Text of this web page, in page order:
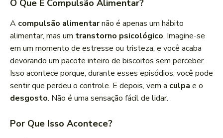
O Que É Compulsão Alimentar?
A compulsão alimentarnão é apenas um hábito
alimentar, mas um transtorno psicológico. Imagine-se
em um momento de estresse ou tristeza, e você acaba
devorando um pacote inteiro de biscoitos sem perceber.
Isso acontece porque, durante esses episódios, você pode
sentir que perdeu o controle. E depois, vem a culpa e o
desgosto. Não é uma sensação fácil de lidar.
Por Que Isso Acontece?